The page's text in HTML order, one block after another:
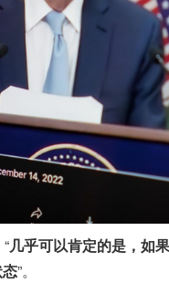
几乎可以肯定的是，如
”。